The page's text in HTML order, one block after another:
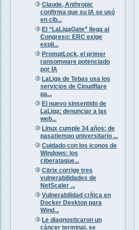
Claude, Anthropic
confirma que su IA se usó
en cib...
El “LaLigaGate” llega al
Congreso: ERC exige
expli...
PromptLock, el primer
ransomware potenciado
por IA
LaLiga de Tebas usa los
servicios de Cloudflare
pa...
El nuevo sinsentido de
LaLiga: denunciar a las
web...
Linux cumple 34 años: de
pasatiempo universitario ...
Cuidado con los iconos de
Windows: los
ciberataque...
Citrix corrige tres
vulnerabilidades de
NetScaler ...
Vulnerabilidad crítica en
Docker Desktop para
Wind...
Le diagnosticaron un
cáncer terminal, se